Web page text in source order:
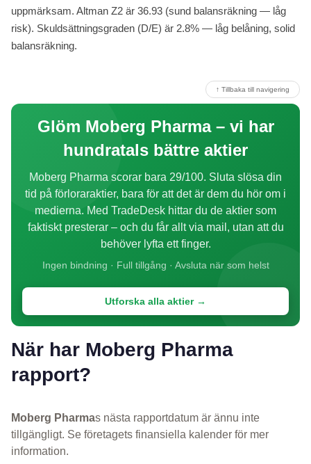
uppmärksam. Altman Z2 är 36.93 (sund balansräkning — låg
risk). Skuldsättningsgraden (D/E) är 2.8% — låg belåning, solid
balansräkning.
↑ Tillbaka till navigering
Glöm Moberg Pharma – vi har
hundratals bättre aktier
Moberg Pharma scorar bara 29/100. Sluta slösa din
tid på förloraraktier, bara för att det är dem du hör om i
medierna. Med TradeDesk hittar du de aktier som
faktiskt presterar – och du får allt via mail, utan att du
behöver lyfta ett finger.
Ingen bindning · Full tillgång · Avsluta när som helst
Utforska alla aktier →
När har Moberg Pharma
rapport?
Moberg Pharmas nästa rapportdatum är ännu inte
tillgängligt. Se företagets finansiella kalender för mer
information.